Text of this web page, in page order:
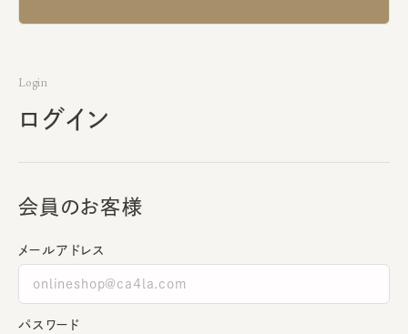
Login
ログイン
会員のお客様
メールアドレス
パスワード